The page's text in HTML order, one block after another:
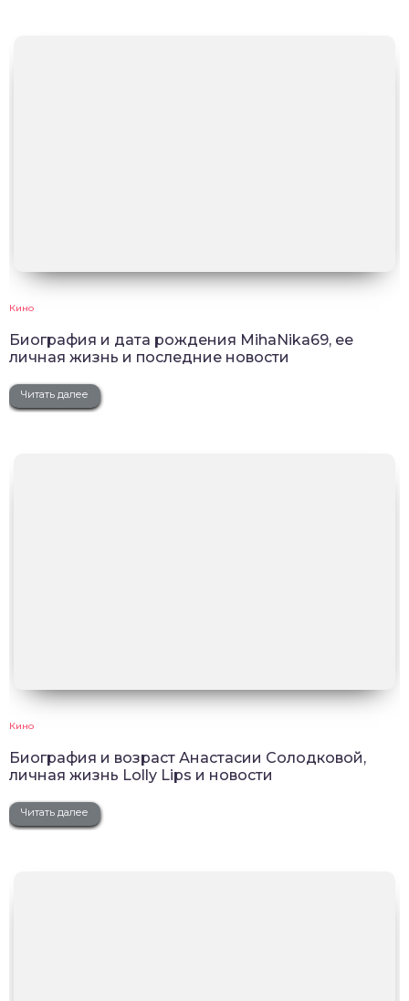
Кино
Биография и дата рождения MihaNika69, ее
личная жизнь и последние новости
Читать далее
Кино
Биография и возраст Анастасии Солодковой,
личная жизнь Lolly Lips и новости
Читать далее